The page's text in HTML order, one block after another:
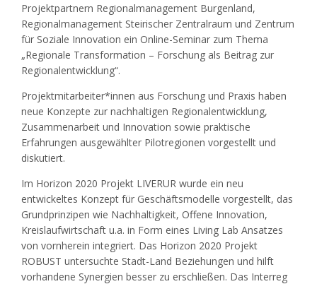
Projektpartnern Regionalmanagement Burgenland,
Regionalmanagement Steirischer Zentralraum und Zentrum
für Soziale Innovation ein Online-Seminar zum Thema
„Regionale Transformation – Forschung als Beitrag zur
Regionalentwicklung“.
Projektmitarbeiter*innen aus Forschung und Praxis haben
neue Konzepte zur nachhaltigen Regionalentwicklung,
Zusammenarbeit und Innovation sowie praktische
Erfahrungen ausgewählter Pilotregionen vorgestellt und
diskutiert.
Im Horizon 2020 Projekt LIVERUR wurde ein neu
entwickeltes Konzept für Geschäftsmodelle vorgestellt, das
Grundprinzipen wie Nachhaltigkeit, Offene Innovation,
Kreislaufwirtschaft u.a. in Form eines Living Lab Ansatzes
von vornherein integriert. Das Horizon 2020 Projekt
ROBUST untersuchte Stadt-Land Beziehungen und hilft
vorhandene Synergien besser zu erschließen. Das Interreg